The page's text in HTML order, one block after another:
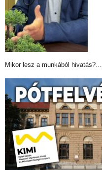
Mikor lesz a munkából hivatás?…